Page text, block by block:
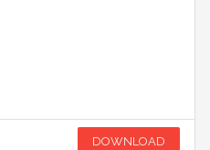
DOWNLOAD